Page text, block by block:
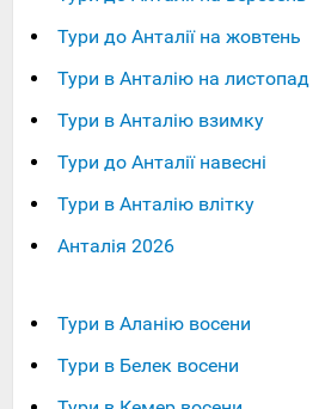
Тури до Анталії на жовтень
Тури в Анталію на листопад
Тури в Анталію взимку
Тури до Анталії навесні
Тури в Анталію влітку
Анталія 2026
Тури в Аланію восени
Тури в Белек восени